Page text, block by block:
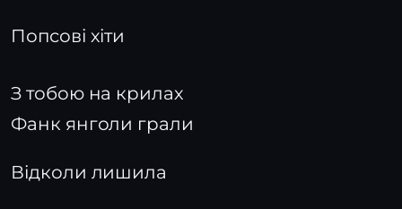
Попсові хіти
З тобою на крилах
Фанк янголи грали
Відколи лишила